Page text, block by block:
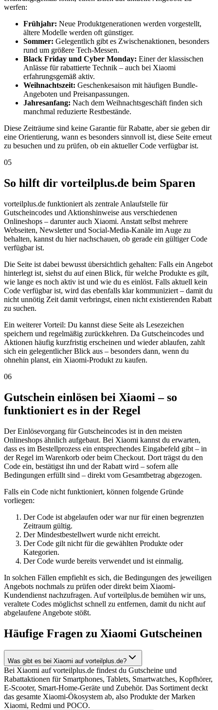
werfen:
Frühjahr: Neue Produktgenerationen werden vorgestellt,
ältere Modelle werden oft günstiger.
Sommer: Gelegentlich gibt es Zwischenaktionen, besonders
rund um größere Tech-Messen.
Black Friday und Cyber Monday: Einer der klassischen
Anlässe für rabattierte Technik – auch bei Xiaomi
erfahrungsgemäß aktiv.
Weihnachtszeit: Geschenkesaison mit häufigen Bundle-
Angeboten und Preisanpassungen.
Jahresanfang: Nach dem Weihnachtsgeschäft finden sich
manchmal reduzierte Restbestände.
Diese Zeiträume sind keine Garantie für Rabatte, aber sie geben dir
eine Orientierung, wann es besonders sinnvoll ist, diese Seite erneut
zu besuchen und zu prüfen, ob ein aktueller Code verfügbar ist.
05
So hilft dir vorteilplus.de beim Sparen
vorteilplus.de funktioniert als zentrale Anlaufstelle für
Gutscheincodes und Aktionshinweise aus verschiedenen
Onlineshops – darunter auch Xiaomi. Anstatt selbst mehrere
Webseiten, Newsletter und Social-Media-Kanäle im Auge zu
behalten, kannst du hier nachschauen, ob gerade ein gültiger Code
verfügbar ist.
Die Seite ist dabei bewusst übersichtlich gehalten: Falls ein Angebot
hinterlegt ist, siehst du auf einen Blick, für welche Produkte es gilt,
wie lange es noch aktiv ist und wie du es einlöst. Falls aktuell kein
Code verfügbar ist, wird das ebenfalls klar kommuniziert – damit du
nicht unnötig Zeit damit verbringst, einen nicht existierenden Rabatt
zu suchen.
Ein weiterer Vorteil: Du kannst diese Seite als Lesezeichen
speichern und regelmäßig zurückkehren. Da Gutscheincodes und
Aktionen häufig kurzfristig erscheinen und wieder ablaufen, zahlt
sich ein gelegentlicher Blick aus – besonders dann, wenn du
ohnehin planst, ein Xiaomi-Produkt zu kaufen.
06
Gutschein einlösen bei Xiaomi – so
funktioniert es in der Regel
Der Einlösevorgang für Gutscheincodes ist in den meisten
Onlineshops ähnlich aufgebaut. Bei Xiaomi kannst du erwarten,
dass es im Bestellprozess ein entsprechendes Eingabefeld gibt – in
der Regel im Warenkorb oder beim Checkout. Dort trägst du den
Code ein, bestätigst ihn und der Rabatt wird – sofern alle
Bedingungen erfüllt sind – direkt vom Gesamtbetrag abgezogen.
Falls ein Code nicht funktioniert, können folgende Gründe
vorliegen:
Der Code ist abgelaufen oder war nur für einen begrenzten
Zeitraum gültig.
Der Mindestbestellwert wurde nicht erreicht.
Der Code gilt nicht für die gewählten Produkte oder
Kategorien.
Der Code wurde bereits verwendet und ist einmalig.
In solchen Fällen empfiehlt es sich, die Bedingungen des jeweiligen
Angebots nochmals zu prüfen oder direkt beim Xiaomi-
Kundendienst nachzufragen. Auf vorteilplus.de bemühen wir uns,
veraltete Codes möglichst schnell zu entfernen, damit du nicht auf
abgelaufene Angebote stößt.
Häufige Fragen zu Xiaomi Gutscheinen
Was gibt es bei Xiaomi auf vorteilplus.de?
Bei Xiaomi auf vorteilplus.de findest du Gutscheine und
Rabattaktionen für Smartphones, Tablets, Smartwatches, Kopfhörer,
E-Scooter, Smart-Home-Geräte und Zubehör. Das Sortiment deckt
das gesamte Xiaomi-Ökosystem ab, also Produkte der Marken
Xiaomi, Redmi und POCO.